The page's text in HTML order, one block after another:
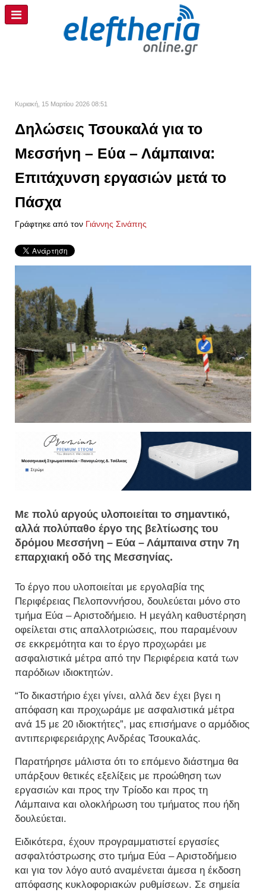
Κυριακή, 15 Μαρτίου 2026 08:51
Δηλώσεις Τσουκαλά για το
Μεσσήνη – Εύα – Λάμπαινα:
Επιτάχυνση εργασιών μετά το
Πάσχα
Γράφτηκε από τον Γιάννης Σινάπης
Με πολύ αργούς υλοποιείται το σημαντικό,
αλλά πολύπαθο έργο της βελτίωσης του
δρόμου Μεσσήνη – Εύα – Λάμπαινα στην 7η
επαρχιακή οδό της Μεσσηνίας.
Το έργο που υλοποιείται με εργολαβία της
Περιφέρειας Πελοποννήσου, δουλεύεται μόνο στο
τμήμα Εύα – Αριστοδήμειο. Η μεγάλη καθυστέρηση
οφείλεται στις απαλλοτριώσεις, που παραμένουν
σε εκκρεμότητα και το έργο προχωράει με
ασφαλιστικά μέτρα από την Περιφέρεια κατά των
παρόδιων ιδιοκτητών.
“Το δικαστήριο έχει γίνει, αλλά δεν έχει βγει η
απόφαση και προχωράμε με ασφαλιστικά μέτρα
ανά 15 με 20 ιδιοκτήτες”, μας επισήμανε ο αρμόδιος
αντιπεριφερειάρχης Ανδρέας Τσουκαλάς.
Παρατήρησε μάλιστα ότι το επόμενο διάστημα θα
υπάρξουν θετικές εξελίξεις με προώθηση των
εργασιών και προς την Τρίοδο και προς τη
Λάμπαινα και ολοκλήρωση του τμήματος που ήδη
δουλεύεται.
Ειδικότερα, έχουν προγραμματιστεί εργασίες
ασφαλτόστρωσης στο τμήμα Εύα – Αριστοδήμειο
και για τον λόγο αυτό αναμένεται άμεσα η έκδοση
απόφασης κυκλοφοριακών ρυθμίσεων. Σε σημεία